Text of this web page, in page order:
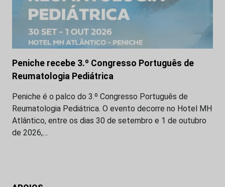
Peniche recebe 3.º Congresso Português de
Reumatologia Pediátrica
Peniche é o palco do 3.º Congresso Português de
Reumatologia Pediátrica. O evento decorre no Hotel MH
Atlântico, entre os dias 30 de setembro e 1 de outubro
de 2026,…